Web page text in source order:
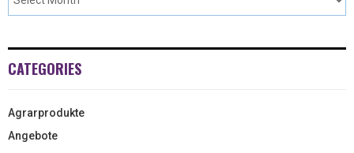
CATEGORIES
Agrarprodukte
Angebote